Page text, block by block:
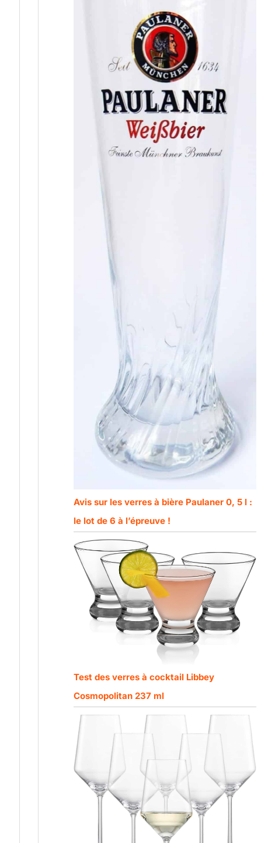
Avis sur les verres à bière Paulaner 0, 5 l :
le lot de 6 à l’épreuve !
Test des verres à cocktail Libbey
Cosmopolitan 237 ml